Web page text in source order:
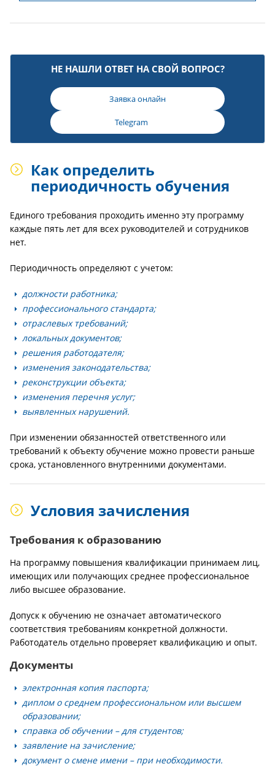
НЕ НАШЛИ ОТВЕТ НА СВОЙ ВОПРОС?
Заявка онлайн
Telegram
Как определить
периодичность обучения
Единого требования проходить именно эту программу
каждые пять лет для всех руководителей и сотрудников
нет.
Периодичность определяют с учетом:
должности работника;
профессионального стандарта;
отраслевых требований;
локальных документов;
решения работодателя;
изменения законодательства;
реконструкции объекта;
изменения перечня услуг;
выявленных нарушений.
При изменении обязанностей ответственного или
требований к объекту обучение можно провести раньше
срока, установленного внутренними документами.
Условия зачисления
Требования к образованию
На программу повышения квалификации принимаем лиц,
имеющих или получающих среднее профессиональное
либо высшее образование.
Допуск к обучению не означает автоматического
соответствия требованиям конкретной должности.
Работодатель отдельно проверяет квалификацию и опыт.
Документы
электронная копия паспорта;
диплом о среднем профессиональном или высшем
образовании;
справка об обучении – для студентов;
заявление на зачисление;
документ о смене имени – при необходимости.